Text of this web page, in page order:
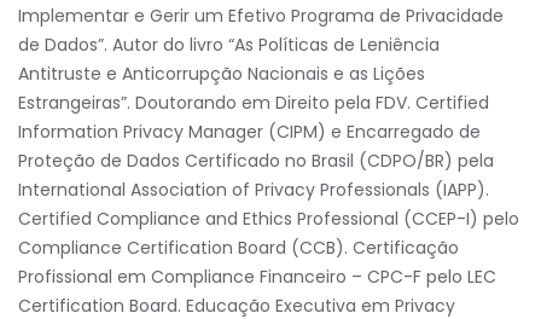
Implementar e Gerir um Efetivo Programa de Privacidade
de Dados”. Autor do livro “As Políticas de Leniência
Antitruste e Anticorrupção Nacionais e as Lições
Estrangeiras”. Doutorando em Direito pela FDV. Certified
Information Privacy Manager (CIPM) e Encarregado de
Proteção de Dados Certificado no Brasil (CDPO/BR) pela
International Association of Privacy Professionals (IAPP).
Certified Compliance and Ethics Professional (CCEP-I) pelo
Compliance Certification Board (CCB). Certificação
Profissional em Compliance Financeiro – CPC-F pelo LEC
Certification Board. Educação Executiva em Privacy